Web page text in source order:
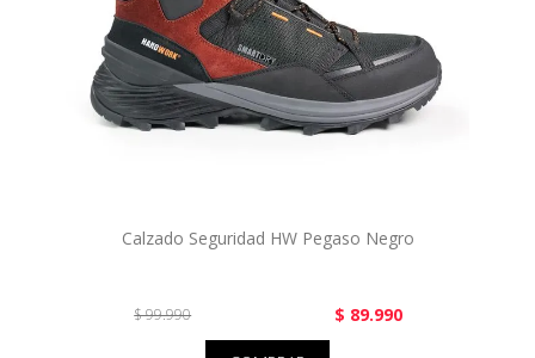
Calzado Seguridad HW Pegaso Negro
$ 99.990 $ 89.990